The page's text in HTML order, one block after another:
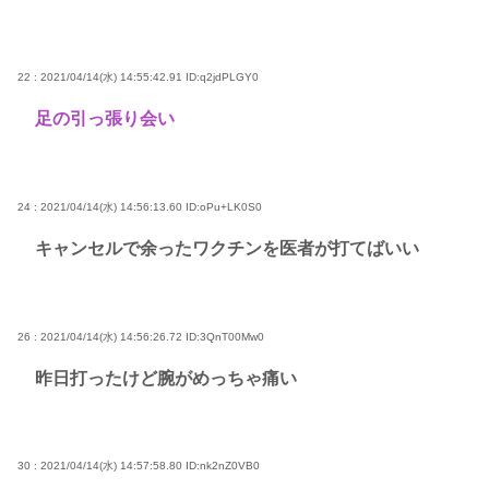
22 : 2021/04/14(水) 14:55:42.91 ID:q2jdPLGY0
足の引っ張り会い
24 : 2021/04/14(水) 14:56:13.60 ID:oPu+LK0S0
キャンセルで余ったワクチンを医者が打てばいい
26 : 2021/04/14(水) 14:56:26.72 ID:3QnT00Mw0
昨日打ったけど腕がめっちゃ痛い
30 : 2021/04/14(水) 14:57:58.80 ID:nk2nZ0VB0